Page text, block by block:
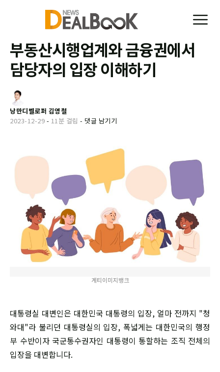
부동산시행업계와 금융권에서
담당자의 입장 이해하기
낭만디벨로퍼 김영철
2023-12-29 - 11분 걸림 - 댓글 남기기
게티이미지뱅크
대통령실 대변인은 대한민국 대통령의 입장, 얼마 전까지 "청
와대"라 불리던 대통령실의 입장, 폭넓게는 대한민국의 행정
부 수반이자 국군통수권자인 대통령이 통할하는 조직 전체의
입장을 대변합니다.